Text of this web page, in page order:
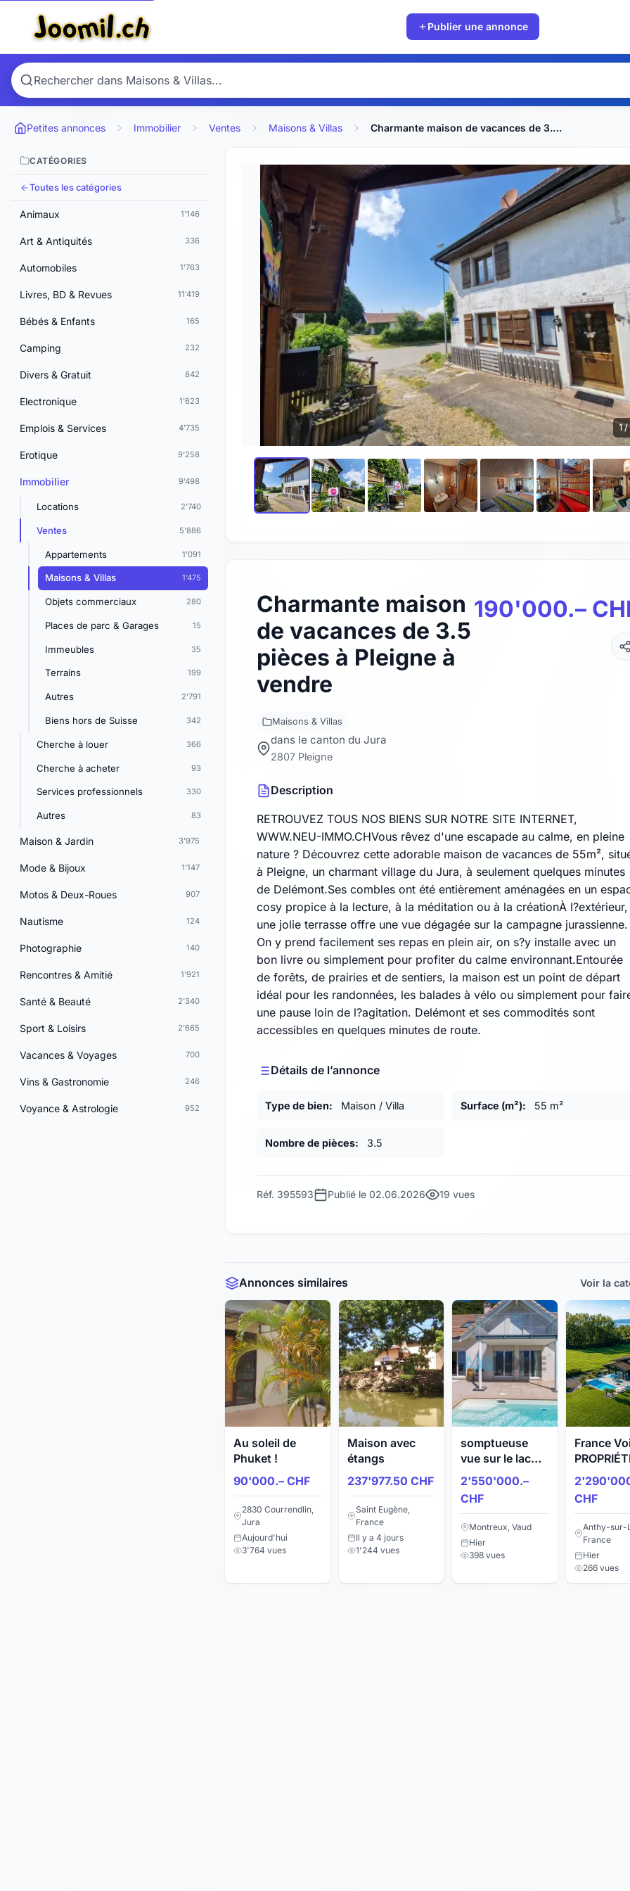
Publier une annonce
Petites annonces Immobilier Ventes Maisons & Villas Charmante maison de vacances de 3.5 pièces à Pleigne à vendre
CATÉGORIES
Toutes les catégories
Animaux 1'146
Art & Antiquités 336
Automobiles 1'763
Livres, BD & Revues 11'419
Bébés & Enfants 165
Camping 232
Divers & Gratuit 842
Electronique 1'623
Emplois & Services 4'735
Erotique 9'258
Immobilier 9'498
Locations 2'740
Ventes 5'886
Appartements 1'091
Maisons & Villas 1'475
Objets commerciaux 280
Places de parc & Garages 15
Immeubles 35
Terrains 199
Autres 2'791
Biens hors de Suisse 342
Cherche à louer 366
Cherche à acheter 93
Services professionnels 330
Autres 83
Maison & Jardin 3'975
Mode & Bijoux 1'147
Motos & Deux-Roues 907
Nautisme 124
Photographie 140
Rencontres & Amitié 1'921
Santé & Beauté 2'340
Sport & Loisirs 2'665
Vacances & Voyages 700
Vins & Gastronomie 246
Voyance & Astrologie 952
1 /
Charmante maison
de vacances de 3.5
pièces à Pleigne à
vendre
190'000.–
Maisons & Villas
dans le canton du Jura
2807 Pleigne
Description
RETROUVEZ TOUS NOS BIENS SUR NOTRE SITE INTERNET,
WWW.NEU-IMMO.CHVous rêvez d'une escapade au calme, en pleine
nature ? Découvrez cette adorable maison de vacances de 55m²,
à Pleigne, un charmant village du Jura, à seulement quelques minutes
de Delémont.Ses combles ont été entièrement aménagées en un
cosy propice à la lecture, à la méditation ou à la créationÀ l?extérieur,
une jolie terrasse offre une vue dégagée sur la campagne jurassienne.
On y prend facilement ses repas en plein air, on s?y installe avec un
bon livre ou simplement pour profiter du calme environnant.Entourée
de forêts, de prairies et de sentiers, la maison est un point de départ
idéal pour les randonnées, les balades à vélo ou simplement pour
une pause loin de l?agitation. Delémont et ses commodités sont
accessibles en quelques minutes de route.
Détails de l’annonce
Type de bien: Maison / Villa Surface (m²): 55 m²
Nombre de pièces: 3.5
Réf. 395593 Publié le 02.06.2026 19 vues
Annonces similaires Voir la
Au soleil de
Phuket !
90'000.– CHF
2830 Courrendlin,
Jura
Aujourd'hui
3'764 vues
Maison avec
étangs
237'977.50 CHF
Saint Eugène,
France
Il y a 4 jours
1'244 vues
somptueuse
vue sur le lac
pour cette villa
individuelle de
5.5 pièces
2'550'000.–
CHF
Montreux, Vaud
Hier
398 vues
France
14
m2 avec 2
PISCINES
JACUZZI
CHF
Anthy-sur-
France
Hier
266 vues